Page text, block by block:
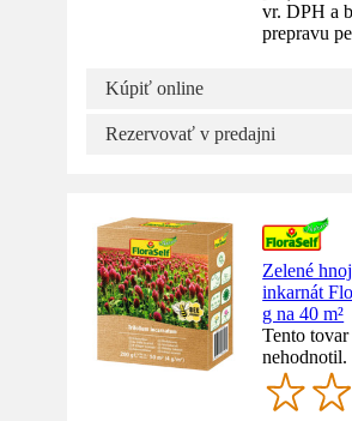
vr. DPH a
prepravu
Kúpiť online
Rezervovať v predajni
Zelené
inkarnát
g na 40 m²
Tento
nehodnotil.